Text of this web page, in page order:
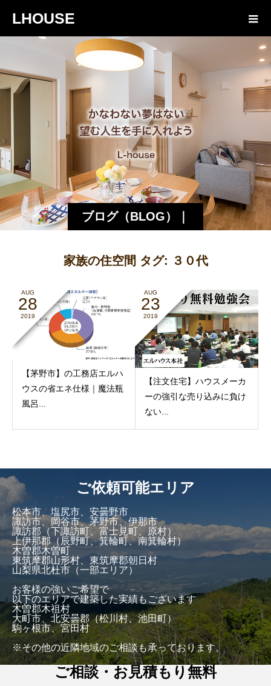
LHOUSE
ブログ（BLOG）｜
エルハウス
家族の住空間 タグ: ３０代
AUG
28
2019
【茅野市】の工務店エルハ
ウスの省エネ仕様｜魔法瓶
風呂...
AUG
23
2019
【注文住宅】ハウスメーカ
ーの強引な売り込みに負け
ない...
ご依頼可能エリア
松本市、塩尻市、安曇野市
諏訪市、岡谷市、茅野市、伊那市
諏訪郡（下諏訪町、富士見町、原村）
上伊那郡（辰野町、箕輪町、南箕輪村）
木曽郡木曽町
東筑摩郡山形村、東筑摩郡朝日村
山梨県北杜市（一部エリア）
お客様の強いご希望で
以下のエリアで建築した実績もございます
木曽郡木祖村
大町市、北安曇郡（松川村、池田町）
駒ヶ根市、宮田村
※その他の近隣地域のご相談も承っております。
ご相談・お見積もり無料